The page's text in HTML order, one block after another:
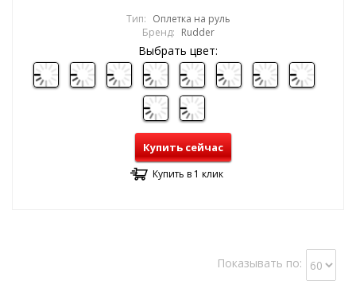
Тип: Оплетка на руль
Бренд: Rudder
Выбрать цвет:
Купить сейчас
Купить в 1 клик
Показывать по: